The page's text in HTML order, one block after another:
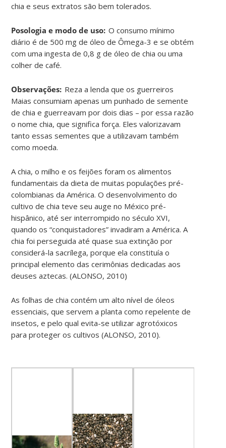
chia e seus extratos são bem tolerados.
Posologia e modo de uso: O consumo mínimo
diário é de 500 mg de óleo de Ômega-3 e se obtém
com uma ingesta de 0,8 g de óleo de chia ou uma
colher de café.
Observações: Reza a lenda que os guerreiros
Maias consumiam apenas um punhado de semente
de chia e guerreavam por dois dias – por essa razão
o nome chia, que significa força. Eles valorizavam
tanto essas sementes que a utilizavam também
como moeda.
A chia, o milho e os feijões foram os alimentos
fundamentais da dieta de muitas populações pré-
colombianas da América. O desenvolvimento do
cultivo de chia teve seu auge no México pré-
hispânico, até ser interrompido no século XVI,
quando os “conquistadores” invadiram a América. A
chia foi perseguida até quase sua extinção por
considerá-la sacrílega, porque ela constituía o
principal elemento das cerimônias dedicadas aos
deuses aztecas. (ALONSO, 2010)
As folhas de chia contém um alto nível de óleos
essenciais, que servem a planta como repelente de
insetos, e pelo qual evita-se utilizar agrotóxicos
para proteger os cultivos (ALONSO, 2010).